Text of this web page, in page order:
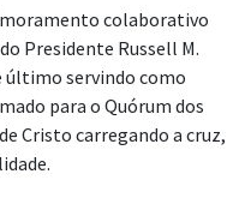
colaborativo
Presidente Russell M.
último servindo como
para o Quórum dos
Cristo carregando a cruz,